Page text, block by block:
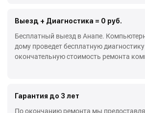
Выезд + Диагностика = 0 руб.
Бесплатный выезд в Анапе.
дому проведет бесплатную
окончательную стоимость ремонта
Гарантия до 3 лет
По окончанию ремонта мы